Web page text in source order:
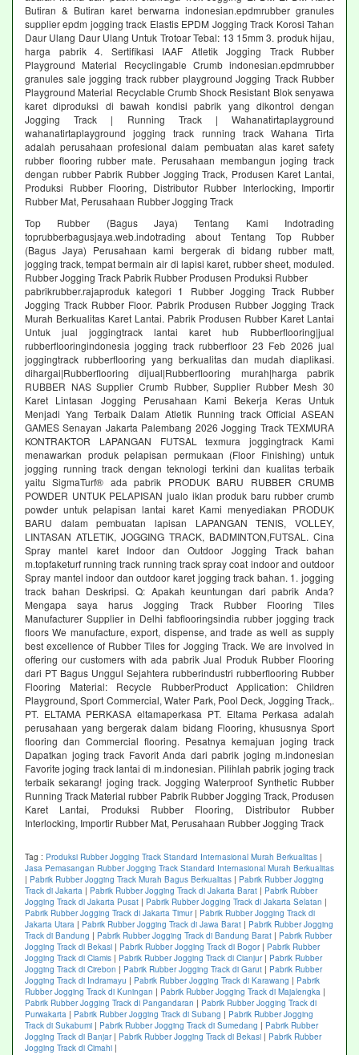
Butiran & Butiran karet berwarna indonesian.epdmrubber granules
supplier epdm jogging track Elastis EPDM Jogging Track Korosi Tahan
Daur Ulang Daur Ulang Untuk Trotoar Tebal: 13 15mm 3. produk hijau,
harga pabrik 4. Sertifikasi IAAF Atletik Jogging Track Rubber
Playground Material Recyclingable Crumb indonesian.epdmrubber
granules sale jogging track rubber playground Jogging Track Rubber
Playground Material Recyclable Crumb Shock Resistant Blok senyawa
karet diproduksi di bawah kondisi pabrik yang dikontrol dengan
Jogging Track | Running Track | Wahanatirtaplayground
wahanatirtaplayground jogging track running track Wahana Tirta
adalah perusahaan profesional dalam pembuatan alas karet safety
rubber flooring rubber mate. Perusahaan membangun joging track
dengan rubber Pabrik Rubber Jogging Track, Produsen Karet Lantai,
Produksi Rubber Flooring, Distributor Rubber Interlocking, Importir
Rubber Mat, Perusahaan Rubber Jogging Track
Top Rubber (Bagus Jaya) Tentang Kami Indotrading
toprubberbagusjaya.web.indotrading about Tentang Top Rubber
(Bagus Jaya) Perusahaan kami bergerak di bidang rubber matt,
jogging track, tempat bermain air di lapisi karet, rubber sheet, moduled.
Rubber Jogging Track Pabrik Rubber Produsen Produksi Rubber
pabrikrubber.rajaproduk kategori 1 Rubber Jogging Track Rubber
Jogging Track Rubber Floor. Pabrik Produsen Rubber Jogging Track
Murah Berkualitas Karet Lantai. Pabrik Produsen Rubber Karet Lantai
Untuk jual joggingtrack lantai karet hub Rubberflooring|jual
rubberflooringindonesia jogging track rubberfloor 23 Feb 2026 jual
joggingtrack rubberflooring yang berkualitas dan mudah diaplikasi.
dihargai|Rubberflooring dijual|Rubberflooring murah|harga pabrik
RUBBER NAS Supplier Crumb Rubber, Supplier Rubber Mesh 30
Karet Lintasan Jogging Perusahaan Kami Bekerja Keras Untuk
Menjadi Yang Terbaik Dalam Atletik Running track Official ASEAN
GAMES Senayan Jakarta Palembang 2026 Jogging Track TEXMURA
KONTRAKTOR LAPANGAN FUTSAL texmura joggingtrack Kami
menawarkan produk pelapisan permukaan (Floor Finishing) untuk
jogging running track dengan teknologi terkini dan kualitas terbaik
yaitu SigmaTurf® ada pabrik PRODUK BARU RUBBER CRUMB
POWDER UNTUK PELAPISAN jualo iklan produk baru rubber crumb
powder untuk pelapisan lantai karet Kami menyediakan PRODUK
BARU dalam pembuatan lapisan LAPANGAN TENIS, VOLLEY,
LINTASAN ATLETIK, JOGGING TRACK, BADMINTON,FUTSAL. Cina
Spray mantel karet Indoor dan Outdoor Jogging Track bahan
m.topfaketurf running track running track spray coat indoor and outdoor
Spray mantel indoor dan outdoor karet jogging track bahan. 1. jogging
track bahan Deskripsi. Q: Apakah keuntungan dari pabrik Anda?
Mengapa saya harus Jogging Track Rubber Flooring Tiles
Manufacturer Supplier in Delhi fabflooringsindia rubber jogging track
floors We manufacture, export, dispense, and trade as well as supply
best excellence of Rubber Tiles for Jogging Track. We are involved in
offering our customers with ada pabrik Jual Produk Rubber Flooring
dari PT Bagus Unggul Sejahtera rubberindustri rubberflooring Rubber
Flooring Material: Recycle RubberProduct Application: Children
Playground, Sport Commercial, Water Park, Pool Deck, Jogging Track,.
PT. ELTAMA PERKASA eltamaperkasa PT. Eltama Perkasa adalah
perusahaan yang bergerak dalam bidang Flooring, khususnya Sport
flooring dan Commercial flooring. Pesatnya kemajuan joging track
Dapatkan joging track Favorit Anda dari pabrik joging m.indonesian
Favorite joging track lantai di m.indonesian. Pilihlah pabrik joging track
terbaik sekarang! joging track. Jogging Waterproof Synthetic Rubber
Running Track Material rubber Pabrik Rubber Jogging Track, Produsen
Karet Lantai, Produksi Rubber Flooring, Distributor Rubber
Interlocking, Importir Rubber Mat, Perusahaan Rubber Jogging Track
Tag : Produksi Rubber Jogging Track Standard Internasional Murah Berkualitas |
Jasa Pemasangan Rubber Jogging Track Standard Internasional Murah Berkualitas
| Pabrik Rubber Jogging Track Murah Bagus Berkualitas | Pabrik Rubber Jogging
Track di Jakarta | Pabrik Rubber Jogging Track di Jakarta Barat | Pabrik Rubber
Jogging Track di Jakarta Pusat | Pabrik Rubber Jogging Track di Jakarta Selatan |
Pabrik Rubber Jogging Track di Jakarta Timur| Pabrik Rubber Jogging Track di
Jakarta Utara | Pabrik Rubber Jogging Track di Jawa Barat | Pabrik Rubber Jogging
Track di Bandung | Pabrik Rubber Jogging Track di Bandung Barat | Pabrik Rubber
Jogging Track di Bekasi | Pabrik Rubber Jogging Track di Bogor| Pabrik Rubber
Jogging Track di Ciamis | Pabrik Rubber Jogging Track di Cianjur| Pabrik Rubber
Jogging Track di Cirebon | Pabrik Rubber Jogging Track di Garut | Pabrik Rubber
Jogging Track di Indramayu | Pabrik Rubber Jogging Track di Karawang | Pabrik
Rubber Jogging Track di Kuningan | Pabrik Rubber Jogging Track di Majalengka |
Pabrik Rubber Jogging Track di Pangandaran | Pabrik Rubber Jogging Track di
Purwakarta | Pabrik Rubber Jogging Track di Subang | Pabrik Rubber Jogging
Track di Sukabumi | Pabrik Rubber Jogging Track di Sumedang | Pabrik Rubber
Jogging Track di Banjar| Pabrik Rubber Jogging Track di Bekasi | Pabrik Rubber
Jogging Track di Cimahi |